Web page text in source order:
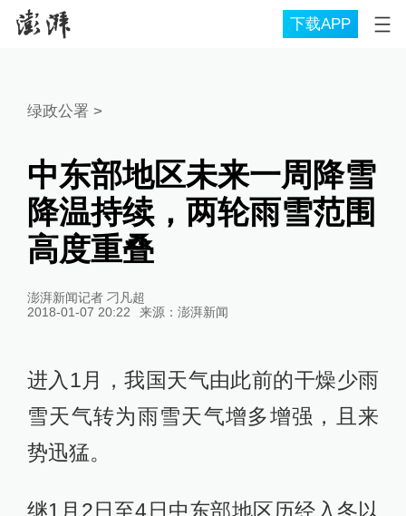
下载APP
绿政公署 >
中东部地区未来一周降雪
降温持续，两轮雨雪范围
高度重叠
澎湃新闻记者 刁凡超
2018-01-07 20:22
来源： 澎湃新闻
进入1月，我国天气由此前的干燥少雨
雪天气转为雨雪天气增多增强，且来
势迅猛。
继1月2日至4日中东部地区历经入冬以